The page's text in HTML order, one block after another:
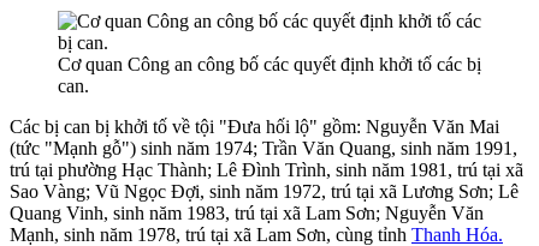
Cơ quan Công an công bố các quyết định khởi tố các bị
can.
Các bị can bị khởi tố về tội "Đưa hối lộ" gồm: Nguyễn Văn Mai
(tức "Mạnh gỗ") sinh năm 1974; Trần Văn Quang, sinh năm 1991,
trú tại phường Hạc Thành; Lê Đình Trình, sinh năm 1981, trú tại xã
Sao Vàng; Vũ Ngọc Đợi, sinh năm 1972, trú tại xã Lương Sơn; Lê
Quang Vinh, sinh năm 1983, trú tại xã Lam Sơn; Nguyễn Văn
Mạnh, sinh năm 1978, trú tại xã Lam Sơn, cùng tỉnh Thanh Hóa.